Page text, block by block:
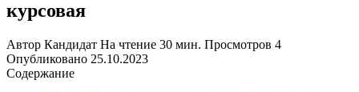
курсовая
Автор Кандидат На чтение 30 мин. Просмотров 4
Опубликовано 25.10.2023
Содержание